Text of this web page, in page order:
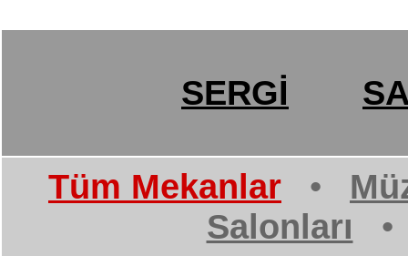
SERGİ
Tüm Mekanlar •
Salonları